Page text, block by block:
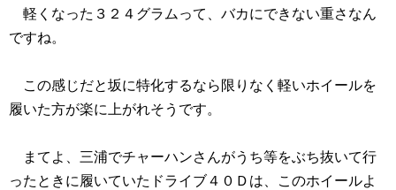
軽くなった３２４グラムって、バカにできない重さなん
ですね。
この感じだと坂に特化するなら限りなく軽いホイールを
履いた方が楽に上がれそうです。
まてよ、三浦でチャーハンさんがうち等をぶち抜いて行
ったときに履いていたドライブ４０Ｄは、このホイールよ